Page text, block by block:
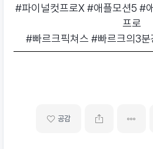
#파이널컷프로X #애플모션5 #
프로
#빠르크픽쳐스 #빠르크의3
공감